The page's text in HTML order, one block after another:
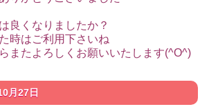
良くなりましたか？
時はご利用下さいね
またよろしくお願いいたします(^O^)
月27日